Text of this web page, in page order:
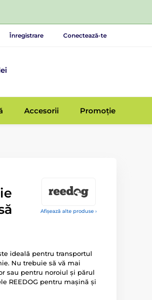
Înregistrare Conectează-te
Accesorii Promoție
Afișează alte produse ›
ideală pentru transportul
Nu trebuie să vă mai
sau pentru noroiul și părul
REEDOG pentru mașină și